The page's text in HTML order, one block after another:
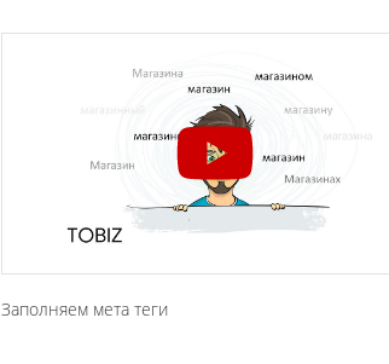
Заполняем мета теги